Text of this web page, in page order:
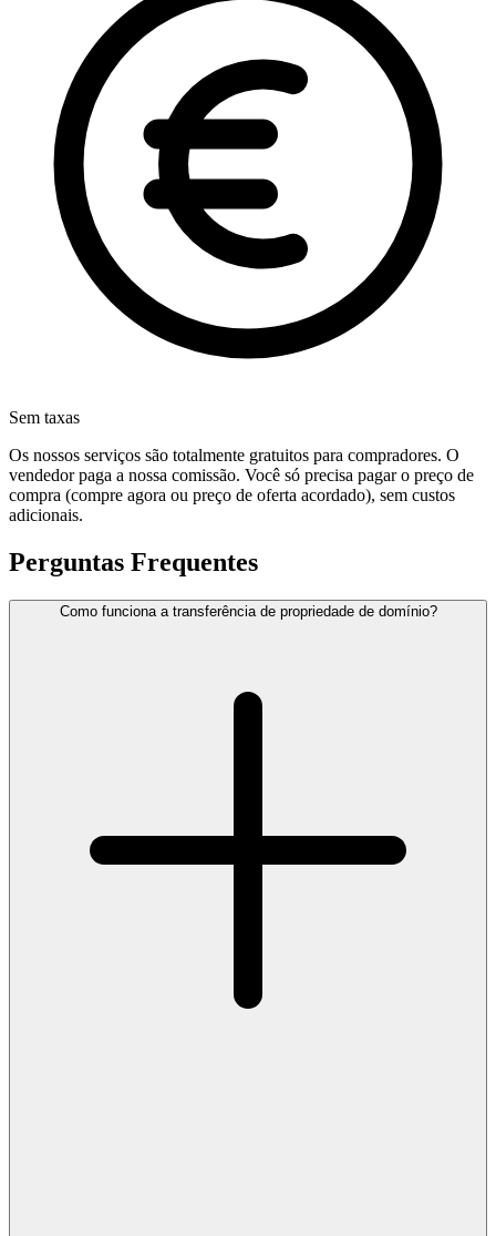
Sem taxas
Os nossos serviços são totalmente gratuitos para compradores. O
vendedor paga a nossa comissão. Você só precisa pagar o preço de
compra (compre agora ou preço de oferta acordado), sem custos
adicionais.
Perguntas Frequentes
Como funciona a transferência de propriedade de domínio?